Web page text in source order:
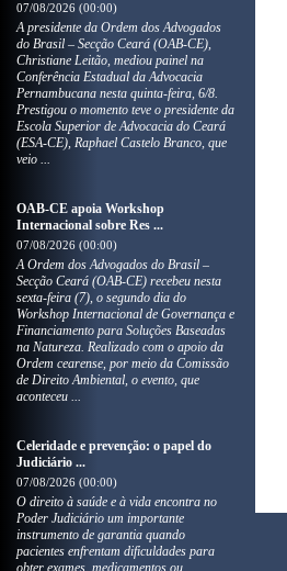
07/08/2026 (00:00)
A presidente da Ordem dos Advogados
do Brasil – Secção Ceará (OAB-CE),
Christiane Leitão, mediou painel na
Conferência Estadual da Advocacia
Pernambucana nesta quinta-feira, 6/8.
Prestigou o momento teve o presidente da
Escola Superior de Advocacia do Ceará
(ESA-CE), Raphael Castelo Branco, que
veio ...
OAB-CE apoia Workshop
Internacional sobre Res ...
07/08/2026 (00:00)
A Ordem dos Advogados do Brasil –
Secção Ceará (OAB-CE) recebeu nesta
sexta-feira (7), o segundo dia do
Workshop Internacional de Governança e
Financiamento para Soluções Baseadas
na Natureza. Realizado com o apoio da
Ordem cearense, por meio da Comissão
de Direito Ambiental, o evento, que
aconteceu ...
Celeridade e prevenção: o papel do
Judiciário ...
07/08/2026 (00:00)
O direito à saúde e à vida encontra no
Poder Judiciário um importante
instrumento de garantia quando
pacientes enfrentam dificuldades para
obter exames, medicamentos ou